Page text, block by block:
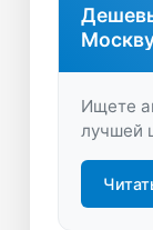
Ищете
лучшей
и